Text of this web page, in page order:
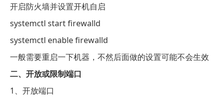
开启防火墙并设置开机自启
systemctl start firewalld
systemctl enable firewalld
一般需要重启一下机器，不然后面做的设置可能不会生效
二、开放或限制端口
1、开放端口